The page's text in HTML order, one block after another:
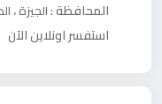
المحافظة :الجيزة،
استفسر اونلاين الآن